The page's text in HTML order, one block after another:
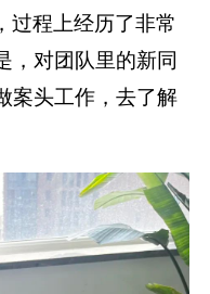
过程上经历了非常
，对团队里的新同
案头工作，去了解